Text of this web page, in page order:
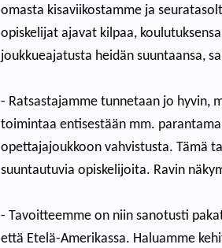
omasta kisaviikostamme ja
opiskelijat ajavat kilpaa,
joukkueajatusta heidän suuntaansa,
- Ratsastajamme tunnetaan jo hyvin,
toimintaa entisestään mm.
opettajajoukkoon vahvistusta. Tämä
suuntautuvia opiskelijoita. Ravin
- Tavoitteemme on niin sanotusti
että Etelä-Amerikassa. Haluamme